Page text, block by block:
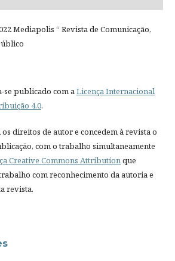
Mediapolis “ Revista de Comunicação,
se publicado com aLicença Internacional
4.0.
direitos de autor e concedem à revista o
com o trabalho simultaneamente
Creative Commons Attributionque
com reconhecimento da autoria e
revista.